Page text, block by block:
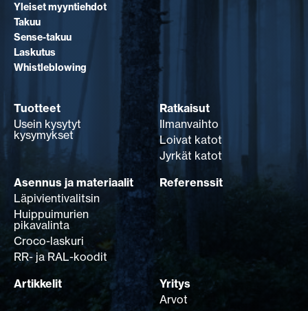
Yleiset myyntiehdot
Takuu
Sense-takuu
Laskutus
Whistleblowing
Tuotteet
Usein kysytyt
kysymykset
Ratkaisut
Ilmanvaihto
Loivat katot
Jyrkät katot
Asennus ja materiaalit
Läpivientivalitsin
Huippuimurien
pikavalinta
Croco-laskuri
RR- ja RAL-koodit
Referenssit
Artikkelit
Yritys
Arvot